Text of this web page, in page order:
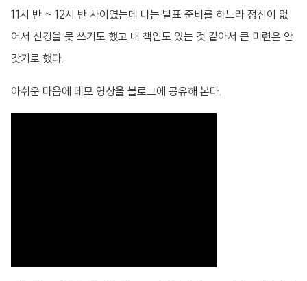
11시 반 ~ 12시 반 사이였는데 나는 발표 준비를 하느라 정신이 없
어서 신경을 못 쓰기도 했고 내 책임도 있는 것 같아서 큰 미련은 안
갖기로 했다.
아쉬운 마음에 데모 영상을 블로그에 공유해 본다.